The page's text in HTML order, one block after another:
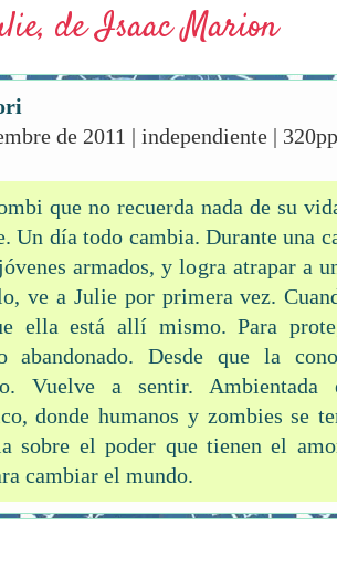
de Isaac Marion
de 2011 | independiente | 320pp
que no recuerda nada de su
Un día todo cambia. Durante una
armados, y logra atrapar a
ve a Julie por primera vez.
ella está allí mismo. Para
abandonado. Desde que la
Vuelve a sentir.
donde humanos y zombies se
sobre el poder que tienen el
cambiar el mundo.